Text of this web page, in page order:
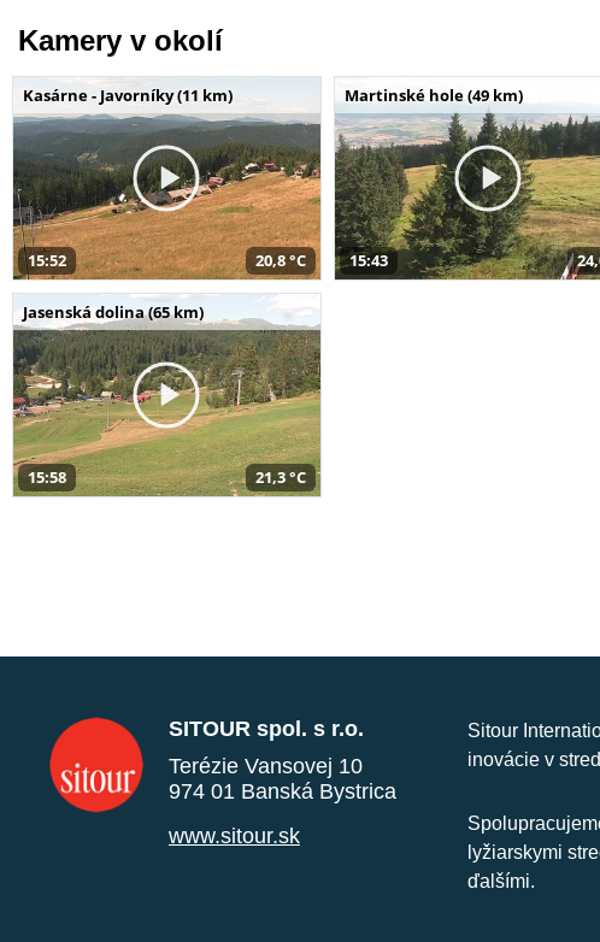
Kamery v okolí
Kasárne - Javorníky (11 km)
15:52 20,8 °C
Martinské hole (49 km)
15:43
Jasenská dolina (65 km)
15:58 21,3 °C
SITOUR spol. s r.o.
Terézie Vansovej 10
974 01 Banská Bystrica
www.sitour.sk
Sitour
inovácie v
lyžiarskymi
ďalšími.